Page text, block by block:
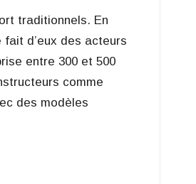
traditionnels. En
d’eux des acteurs
entre 300 et 500
comme
des modèles